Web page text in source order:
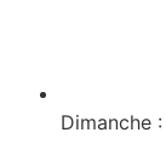
Dimanche